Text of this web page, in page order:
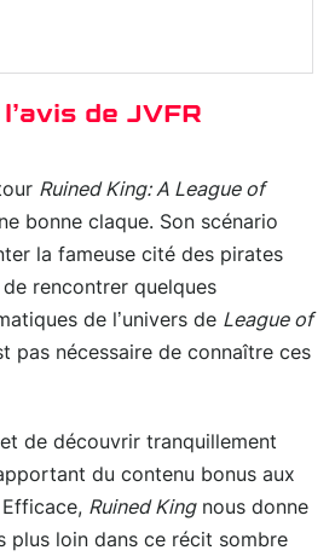
de JVFR
Ruined King: A League of
bonne claque. Son scénario
la fameuse cité des pirates
rencontrer quelques
de l’univers de League of
pas nécessaire de connaître ces
de découvrir tranquillement
du contenu bonus aux
Ruined Kingnous donne
plus loin dans ce récit sombre